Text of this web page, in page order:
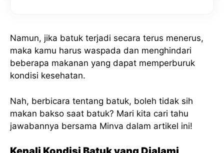
Namun, jika batuk terjadi secara terus menerus,
maka kamu harus waspada dan menghindari
beberapa makanan yang dapat memperburuk
kondisi kesehatan.
Nah, berbicara tentang batuk, boleh tidak sih
makan bakso saat batuk? Mari kita cari tahu
jawabannya bersama Minva dalam artikel ini!